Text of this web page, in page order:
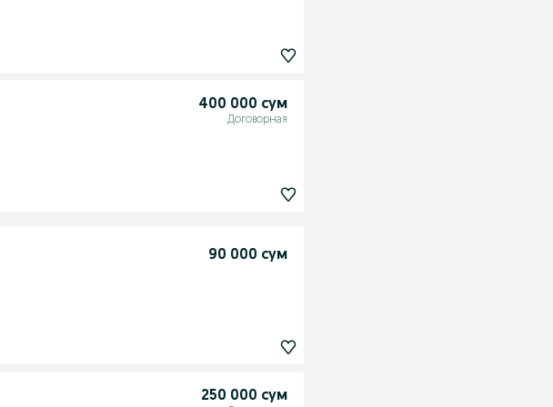
400 000 сум
Договорная
90 000 сум
250 000 сум